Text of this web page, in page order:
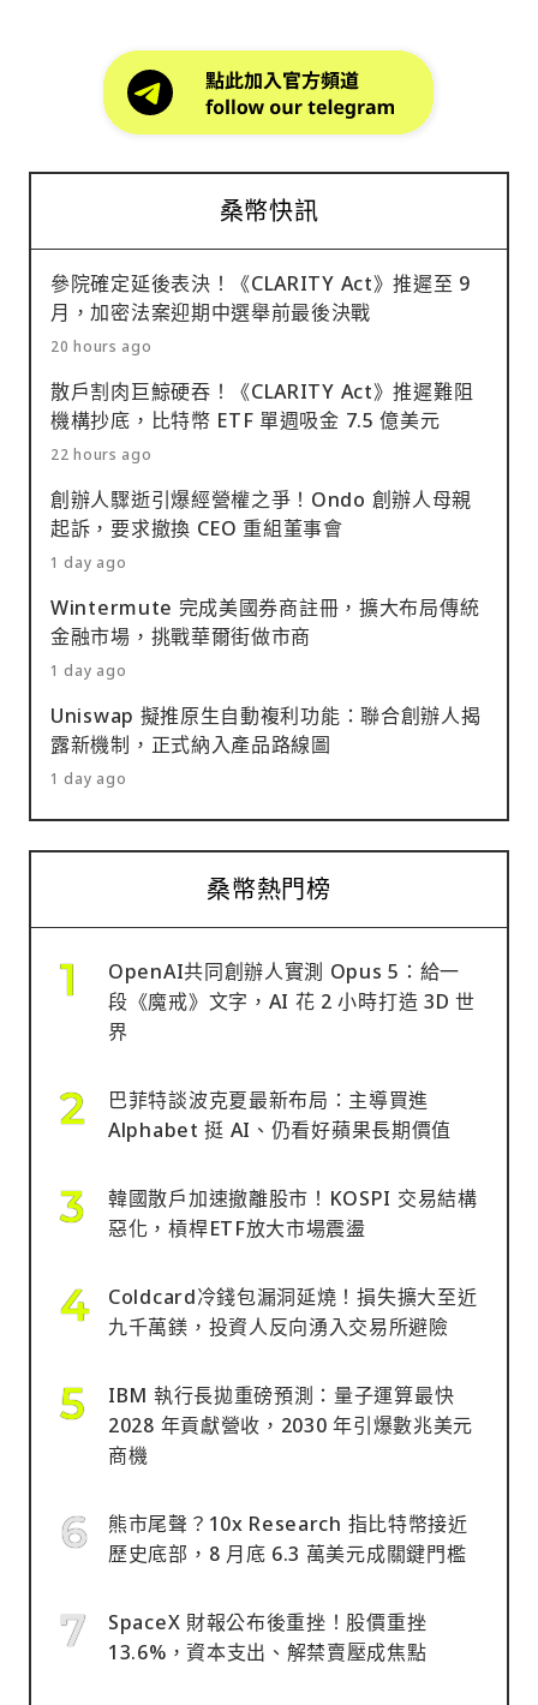
桑幣快訊
參院確定延後表決！《CLARITY Act》推遲至 9
月，加密法案迎期中選舉前最後決戰
20 hours ago
散戶割肉巨鯨硬吞！《CLARITY Act》推遲難阻
機構抄底，比特幣 ETF 單週吸金 7.5 億美元
22 hours ago
創辦人驟逝引爆經營權之爭！Ondo 創辦人母親
起訴，要求撤換 CEO 重組董事會
1 day ago
Wintermute 完成美國券商註冊，擴大布局傳統
金融市場，挑戰華爾街做市商
1 day ago
Uniswap 擬推原生自動複利功能：聯合創辦人揭
露新機制，正式納入產品路線圖
1 day ago
桑幣熱門榜
OpenAI共同創辦人實測 Opus 5：給一
段《魔戒》文字，AI 花 2 小時打造 3D 世
界
巴菲特談波克夏最新布局：主導買進
Alphabet 挺 AI、仍看好蘋果長期價值
韓國散戶加速撤離股市！KOSPI 交易結構
惡化，槓桿ETF放大市場震盪
Coldcard冷錢包漏洞延燒！損失擴大至近
九千萬鎂，投資人反向湧入交易所避險
IBM 執行長拋重磅預測：量子運算最快
2028 年貢獻營收，2030 年引爆數兆美元
商機
熊市尾聲？10x Research 指比特幣接近
歷史底部，8 月底 6.3 萬美元成關鍵門檻
SpaceX 財報公布後重挫！股價重挫
13.6%，資本支出、解禁賣壓成焦點